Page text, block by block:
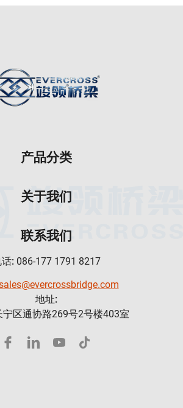
产品分类
关于我们
联系我们
: 086-177 1791 8217
地址:
宁区通协路269号2号楼403室